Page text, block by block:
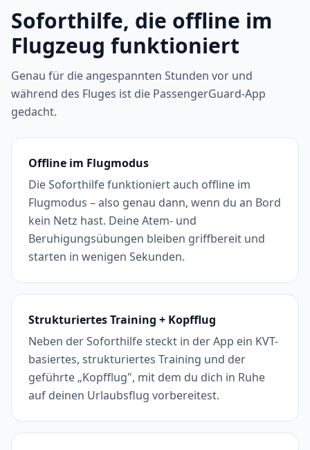
Soforthilfe, die offline im
Flugzeug funktioniert
Genau für die angespannten Stunden vor und
während des Fluges ist die PassengerGuard-App
gedacht.
Offline im Flugmodus
Die Soforthilfe funktioniert auch offline im
Flugmodus – also genau dann, wenn du an Bord
kein Netz hast. Deine Atem- und
Beruhigungsübungen bleiben griffbereit und
starten in wenigen Sekunden.
Strukturiertes Training + Kopfflug
Neben der Soforthilfe steckt in der App ein KVT-
basiertes, strukturiertes Training und der
geführte „Kopfflug", mit dem du dich in Ruhe
auf deinen Urlaubsflug vorbereitest.